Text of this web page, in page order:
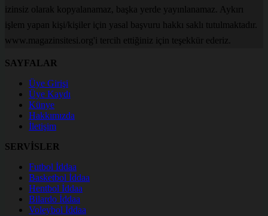
izinsiz olarak kopyalanamaz, başka yerde yayınlanamaz. Aykırı
işlem yapan kişi/kişiler için yasal başvuru hakkı saklı tutulmaktadır.
www.magazinsitesi.org'i tercih ettiğiniz için teşekkür ederiz.
SAYFALAR
Üye Girişi
Üye Kaydı
Künye
Hakkımızda
İletişim
SERVİSLER
Futbol İddaa
Basketbol İddaa
Hentbol İddaa
Bilardo İddaa
Voleybol İddaa